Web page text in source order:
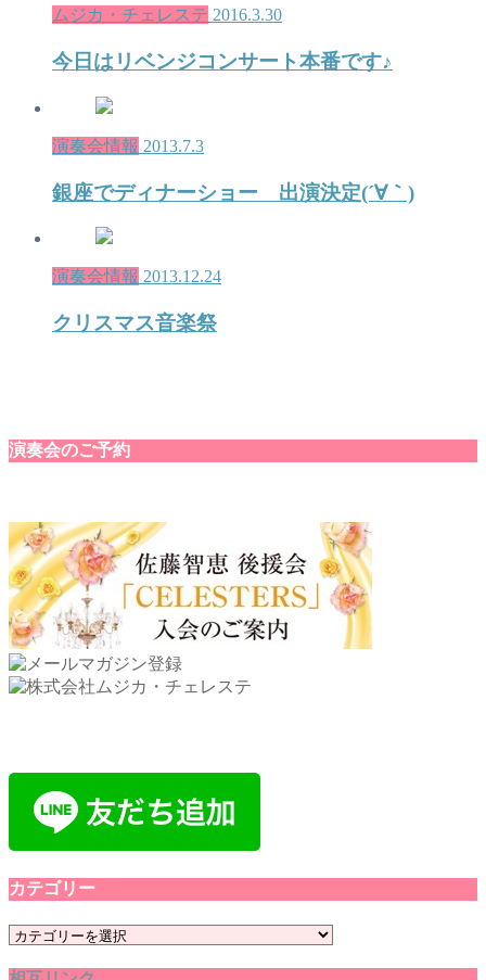
ムジカ・チェレステ 2016.3.30
今日はリベンジコンサート本番です♪
演奏会情報 2013.7.3
銀座でディナーショー 出演決定(´∀｀)
演奏会情報 2013.12.24
クリスマス音楽祭
演奏会のご予約
カテゴリー
カ